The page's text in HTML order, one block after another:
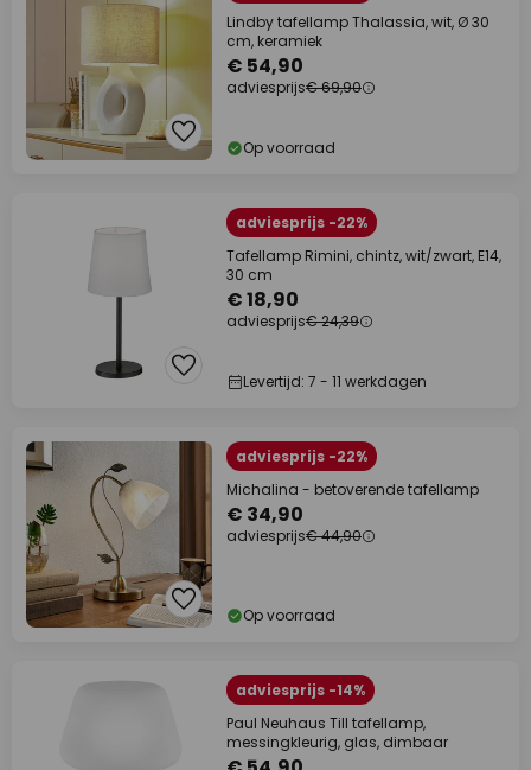
Lindby tafellamp Thalassia, wit, Ø 30
cm, keramiek
€ 54,90
adviesprijs€ 69,90
Op voorraad
adviesprijs -22%
Tafellamp Rimini, chintz, wit/zwart, E14,
30 cm
€ 18,90
adviesprijs€ 24,39
Levertijd: 7 - 11 werkdagen
adviesprijs -22%
Michalina - betoverende tafellamp
€ 34,90
adviesprijs€ 44,90
Op voorraad
adviesprijs -14%
Paul Neuhaus Till tafellamp,
messingkleurig, glas, dimbaar